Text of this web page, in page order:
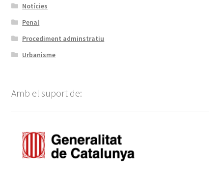
Notícies
Penal
Procediment adminstratiu
Urbanisme
Amb el suport de: